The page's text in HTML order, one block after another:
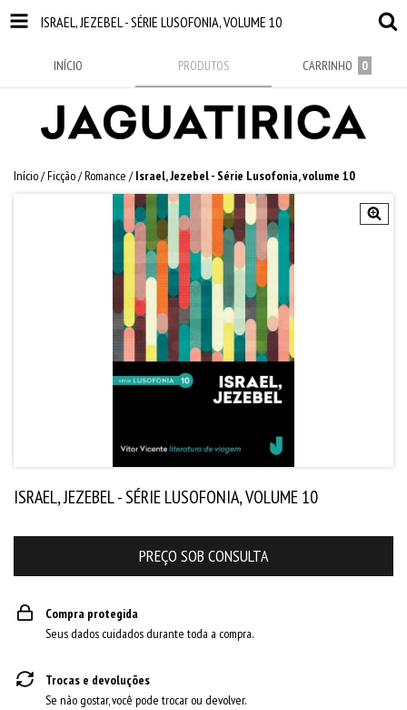
ISRAEL, JEZEBEL - SÉRIE LUSOFONIA, VOLUME 10
INÍCIO PRODUTOS CARRINHO 0
Início/Ficção/Romance / Israel, Jezebel - Série Lusofonia, volume 10
ISRAEL, JEZEBEL - SÉRIE LUSOFONIA, VOLUME 10
Compra protegida
Seus dados cuidados durante toda a compra.
Trocas e devoluções
Se não gostar, você pode trocar ou devolver.